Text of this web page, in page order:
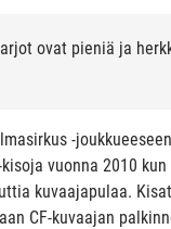
ovat pieniä ja
-
vuonna 2010
kuvaajapulaa.
CF-kuvaajan